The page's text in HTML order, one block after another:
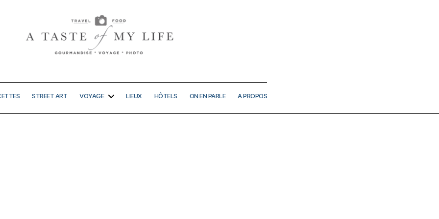
of
mySTREET ART VOYAGE LIEUX HÔTELS ON EN PARLE A PROPOS